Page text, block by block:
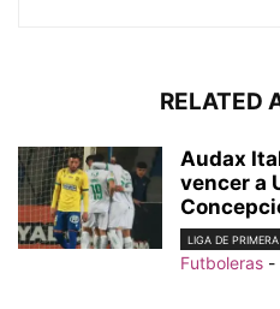
RELATED
Audax
vencer a
LIGA DE
Futboleras -